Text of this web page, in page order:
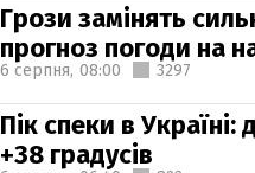
Грози замінять
прогноз погоди на
6 серпня, 08:00 3297
Пік спеки в Україні:
+38 градусів